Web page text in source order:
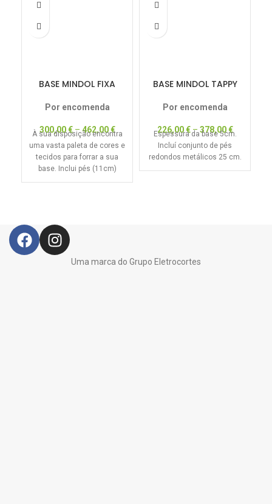
BASE MINDOL FIXA
Por encomenda
300,00€– 462,00€
À sua disposição encontra
uma vasta paleta de cores e
tecidos para forrar a sua
base. Inclui pés (11cm)
BASE MINDOL TAPPY
Por encomenda
226,00€– 378,00€
Espessura da base 5cm.
Incluí conjunto de pés
redondos metálicos 25 cm.
Uma marca do Grupo Eletrocortes